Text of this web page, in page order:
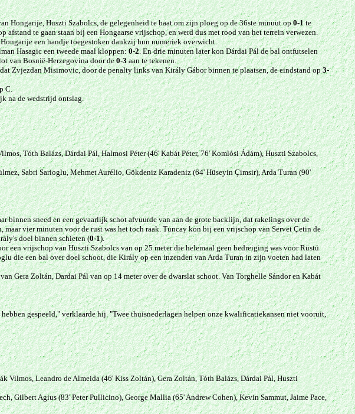
Hongarije, Huszti Szabolcs, de gelegenheid te baat om zijn ploeg op de 36ste minuut op0-1te
te gaan staan bij een Hongaarse vrijschop, en werd dus met rood van het terrein verwezen.
een handje toegestoken dankzij hun numeriek overwicht.
Hasagic een tweede maal kloppen:0-2. En drie minuten later kon Dárdai Pál de bal ontfutselen
van Bosnië-Herzegovina door de0-3aan te tekenen.
Zvjezdan Misimovic, door de penalty links van Király Gábor binnen te plaatsen, de eindstand op3-
C.
na de wedstrijd ontslag.
Tóth Balázs, Dárdai Pál, Halmosi Péter (46' Kabát Péter, 76' Komlósi Ádám), Huszti Szabolcs,
Sabri Sarioglu, Mehmet Aurélio, Gökdeniz Karadeniz (64' Hüseyin Çimsir), Arda Turan (90'
sneed en een gevaarlijk schot afvuurde van aan de grote backlijn, dat rakelings over de
vier minuten voor de rust was het toch raak. Tuncay kon bij een vrijschop van Servet Çetin de
doel binnen schieten (0-1).
een vrijschop van Huszti Szabolcs van op 25 meter die helemaal geen bedreiging was voor Rüstü
die een bal over doel schoot, die Király op een inzenden van Arda Turan in zijn voeten had laten
Gera Zoltán, Dardai Pál van op 14 meter over de dwarslat schoot. Van Torghelle Sándor en Kabát
gespeeld," verklaarde hij. "Twee thuisnederlagen helpen onze kwalificatiekansen niet vooruit,
Vilmos, Leandro de Almeida (46' Kiss Zoltán), Gera Zoltán, Tóth Balázs, Dárdai Pál, Huszti
Gilbert Agius (83' Peter Pullicino), George Mallia (65' Andrew Cohen), Kevin Sammut, Jaime Pace,